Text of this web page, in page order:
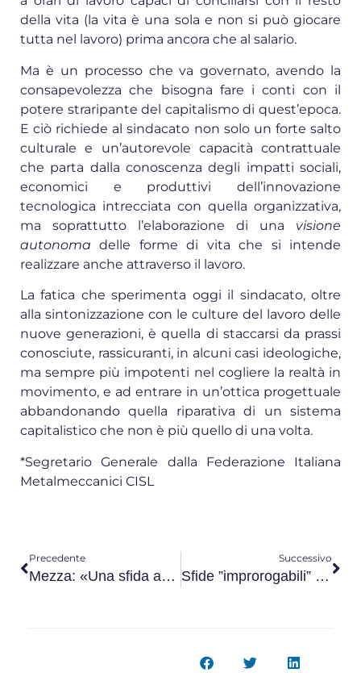
della vita (la vita è una sola e non si può giocare
tutta nel lavoro) prima ancora che al salario.
Ma è un processo che va governato, avendo la
consapevolezza che bisogna fare i conti con il
potere straripante del capitalismo di quest’epoca.
E ciò richiede al sindacato non solo un forte salto
culturale e un’autorevole capacità contrattuale
che parta dalla conoscenza degli impatti sociali,
economici e produttivi dell’innovazione
tecnologica intrecciata con quella organizzativa,
ma soprattutto l’elaborazione di una visione
autonoma delle forme di vita che si intende
realizzare anche attraverso il lavoro.
La fatica che sperimenta oggi il sindacato, oltre
alla sintonizzazione con le culture del lavoro delle
nuove generazioni, è quella di staccarsi da prassi
conosciute, rassicuranti, in alcuni casi ideologiche,
ma sempre più impotenti nel cogliere la realtà in
movimento, e ad entrare in un’ottica progettuale
abbandonando quella riparativa di un sistema
capitalistico che non è più quello di una volta.
*Segretario Generale dalla Federazione Italiana
Metalmeccanici CISL
Precedente
Mezza: «Una sfida agli imperi digitali»
Successivo
Sfide ”improrogabili” al mondo della scuola